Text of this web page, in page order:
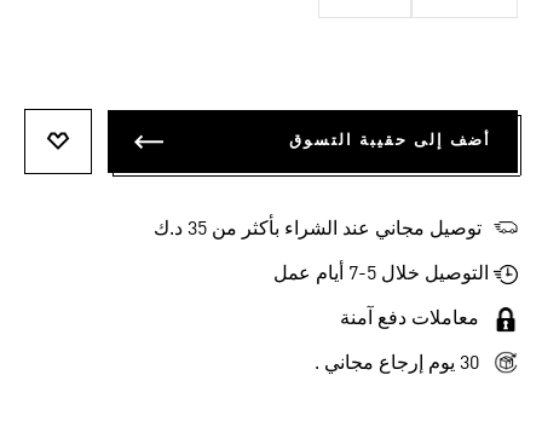
أضف إلى حقيبة التسوق
توصيل مجاني عند الشراء بأكثر من 35 د.ك
التوصيل خلال 5-7 أيام عمل
معاملات دفع آمنة